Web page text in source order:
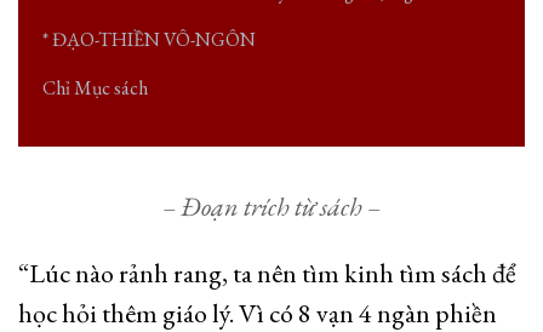
* ĐẠO-THIỀN VÔ-NGÔN
Chỉ Mục sách
– Đoạn trích từ sách –
“Lúc nào rảnh rang, ta nên tìm kinh tìm sách để
học hỏi thêm giáo lý. Vì có 8 vạn 4 ngàn phiền